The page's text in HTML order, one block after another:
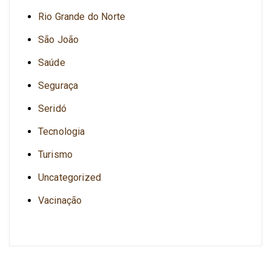
Rio Grande do Norte
São João
Saúde
Seguraça
Seridó
Tecnologia
Turismo
Uncategorized
Vacinação